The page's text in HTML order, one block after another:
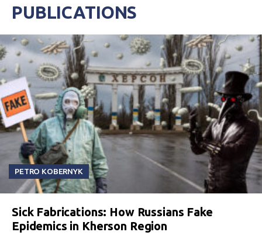
PUBLICATIONS
PETRO KOBERNYK
Sick Fabrications: How Russians Fake
Epidemics in Kherson Region